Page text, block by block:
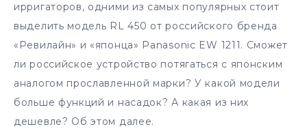
ирригаторов, одними из самых популярных стоит
выделить модель RL 450 от российского бренда
«Ревилайн» и «японца» Panasonic EW 1211. Сможет
ли российское устройство потягаться с японским
аналогом прославленной марки? У какой модели
больше функций и насадок? А какая из них
дешевле? Об этом далее.